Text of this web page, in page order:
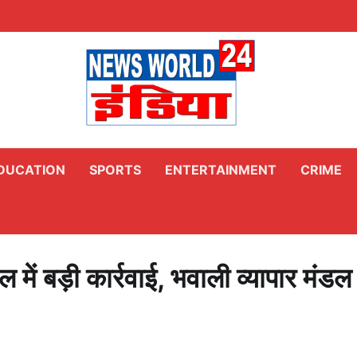
SPORTS ENTERTAINMENT CRIME
बड़ी कार्रवाई, भवाली व्यापार मंडल